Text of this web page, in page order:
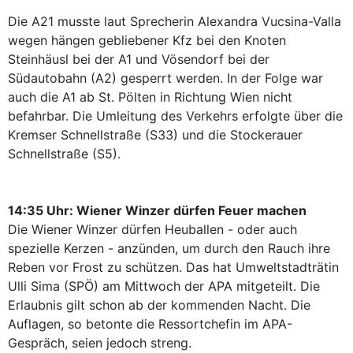
Die A21 musste laut Sprecherin Alexandra Vucsina-Valla
wegen hängen gebliebener Kfz bei den Knoten
Steinhäusl bei der A1 und Vösendorf bei der
Südautobahn (A2) gesperrt werden. In der Folge war
auch die A1 ab St. Pölten in Richtung Wien nicht
befahrbar. Die Umleitung des Verkehrs erfolgte über die
Kremser Schnellstraße (S33) und die Stockerauer
Schnellstraße (S5).
14:35 Uhr: Wiener Winzer dürfen Feuer machen
Die Wiener Winzer dürfen Heuballen - oder auch
spezielle Kerzen - anzünden, um durch den Rauch ihre
Reben vor Frost zu schützen. Das hat Umweltstadträtin
Ulli Sima (SPÖ) am Mittwoch der APA mitgeteilt. Die
Erlaubnis gilt schon ab der kommenden Nacht. Die
Auflagen, so betonte die Ressortchefin im APA-
Gespräch, seien jedoch streng.